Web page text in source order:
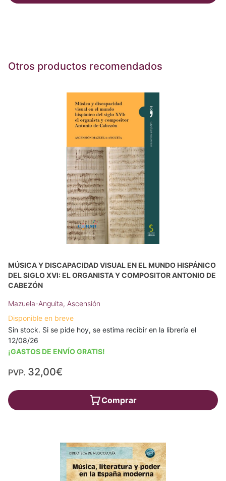
Otros productos recomendados
MÚSICA Y DISCAPACIDAD VISUAL EN EL MUNDO HISPÁNICO
DEL SIGLO XVI: EL ORGANISTA Y COMPOSITOR ANTONIO DE
CABEZÓN
Mazuela-Anguita, Ascensión
Disponible en breve
Sin stock. Si se pide hoy, se estima recibir en la librería el
12/08/26
¡GASTOS DE ENVÍO GRATIS!
PVP. 32,00€
Comprar